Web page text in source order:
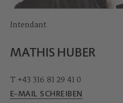
Intendant
MATHIS HUBER
T +43 316 81 29 41 0
E-MAIL SCHREIBEN